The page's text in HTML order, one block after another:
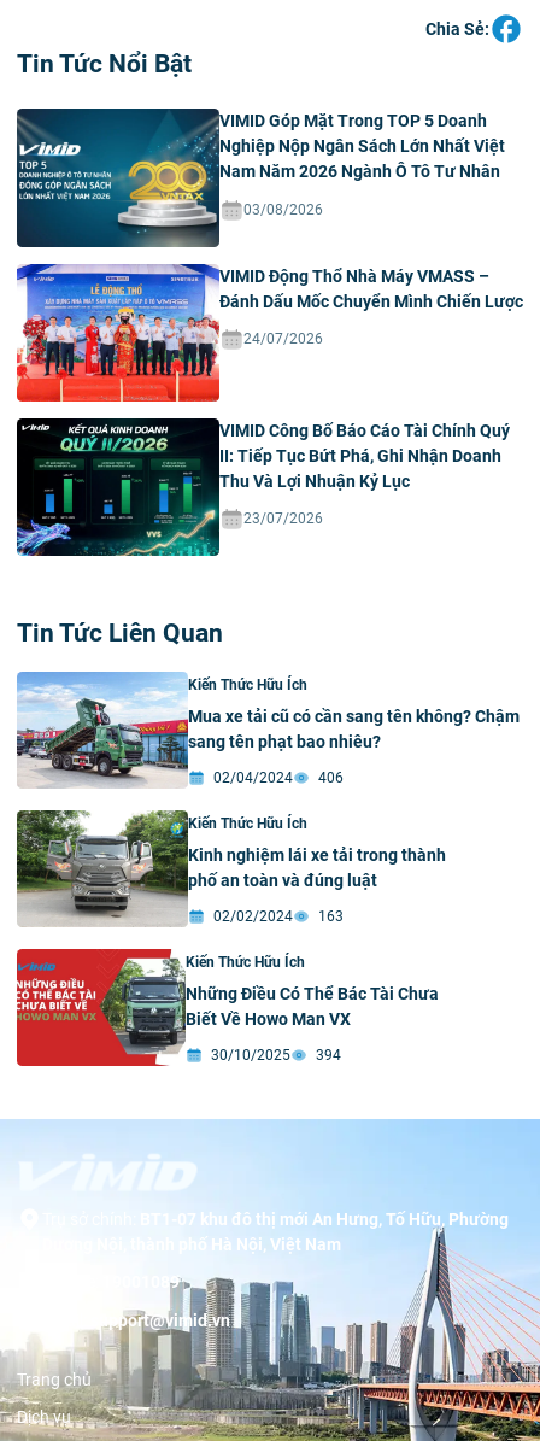
Chia Sẻ:
Tin Tức Nổi Bật
VIMID Góp Mặt Trong TOP 5 Doanh
Nghiệp Nộp Ngân Sách Lớn Nhất Việt
Nam Năm 2026 Ngành Ô Tô Tư Nhân
03/08/2026
VIMID Động Thổ Nhà Máy VMASS –
Đánh Dấu Mốc Chuyển Mình Chiến Lược
24/07/2026
VIMID Công Bố Báo Cáo Tài Chính Quý
II: Tiếp Tục Bứt Phá, Ghi Nhận Doanh
Thu Và Lợi Nhuận Kỷ Lục
23/07/2026
Tin Tức Liên Quan
Kiến Thức Hữu Ích
Mua xe tải cũ có cần sang tên không? Chậm
sang tên phạt bao nhiêu?
02/04/2024 406
Kiến Thức Hữu Ích
Kinh nghiệm lái xe tải trong thành
phố an toàn và đúng luật
02/02/2024 163
Kiến Thức Hữu Ích
Những Điều Có Thể Bác Tài Chưa
Biết Về Howo Man VX
30/10/2025 394
BT1-07 khu đô thị mới An Hưng, Tố Hữu, Phường
Dương Nội, thành phố Hà Nội, Việt Nam
19001089
support@vimid.vn
Trang chủ
Dịch vụ